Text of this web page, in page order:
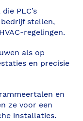
PLC’s
stellen,
regelingen.
als op
en precisie
en
ze voor een
installaties.